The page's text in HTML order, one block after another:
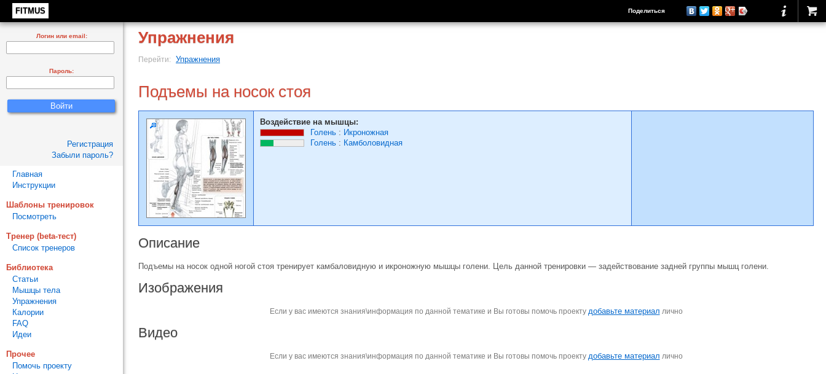
FITMUS Поделиться
Упражнения
Перейти: Упражнения
Подъемы на носок стоя
Воздействие на мышцы:
Голень : Икроножная
Голень : Камболовидная
Описание
Подъемы на носок одной ногой стоя тренирует камбаловидную и икроножную мышцы голени. Цель данной тренировки — задействование задней группы мышц голени.
Изображения
Если у вас имеются знания\информация по данной тематике и Вы готовы помочь проекту добавьте материал лично
Видео
Если у вас имеются знания\информация по данной тематике и Вы готовы помочь проекту добавьте материал лично
Логин или email:
Пароль:
Регистрация
Забыли пароль?
Главная
Инструкции
Шаблоны тренировок
Посмотреть
Тренер (beta-тест)
Список тренеров
Библиотека
Статьи
Мышцы тела
Упражнения
Калории
FAQ
Идеи
Прочее
Помочь проекту